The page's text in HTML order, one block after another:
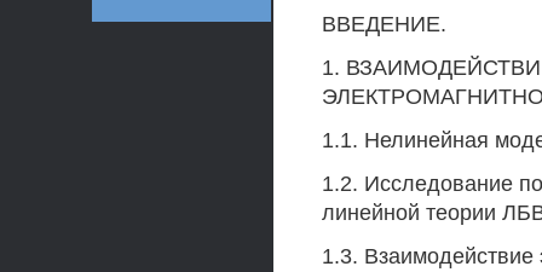
ВВЕДЕНИЕ.
1.
1.1. Нелинейная
1.2. Исследование
линейной теории
1.3. Взаимодействие